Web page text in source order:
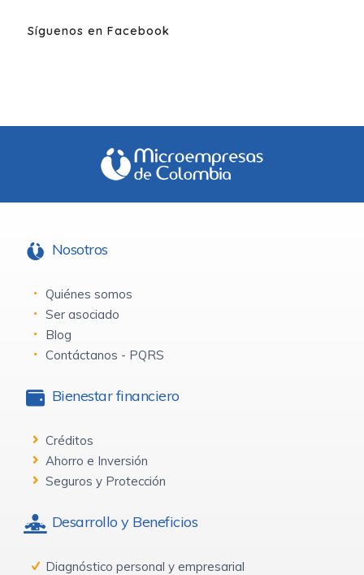
Síguenos en Facebook
Nosotros
Quiénes somos
Ser asociado
Blog
Contáctanos - PQRS
Bienestar financiero
Créditos
Ahorro e Inversión
Seguros y Protección
Desarrollo y Beneficios
Diagnóstico personal y empresarial